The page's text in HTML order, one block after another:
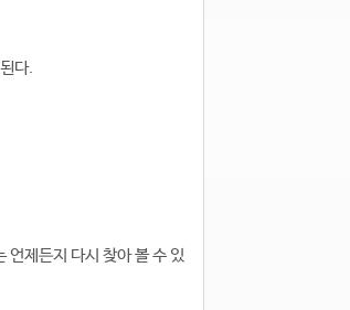
다.
제든지 다시 찾아 볼 수 있